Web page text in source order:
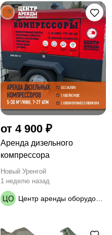
от 4 900 ₽
Аренда дизельного
компрессора
Новый Уренгой
1 неделю назад